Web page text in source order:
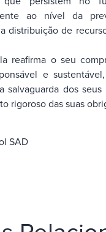
ao nível da
distribuição de
reafirma o seu
e
salvaguarda dos
rigoroso das suas
SAD